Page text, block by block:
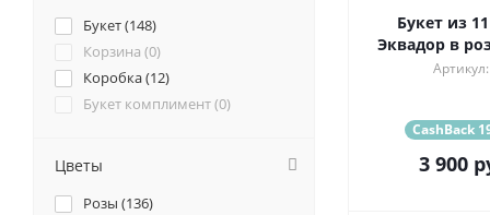
Букет из
Эквадор в
CashBack
3 900
Букет (148)
Корзина (0)
Коробка (12)
Букет комплимент (0)
Цветы
Розы (136)